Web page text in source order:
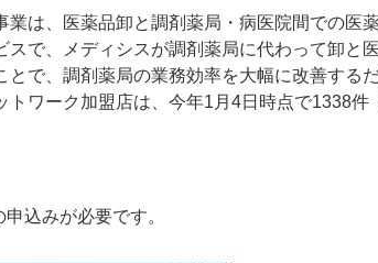
は、医薬品卸と調剤薬局・病医院間での医
で、メディシスが調剤薬局に代わって卸と
で、調剤薬局の業務効率を大幅に改善する
トワーク加盟店は、今年1月4日時点で1338件
申込みが必要です。